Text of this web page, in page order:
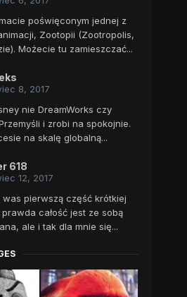
poświęconym jednej z
Zootopii (Zootropolis,
Możecie tu zamieszczać...
8, 2017
nie DreamWorks czy
i zrobi na spokojnie.
na skalę globalną...
618
12, 2017
was pierwszą część krótkiej
całość jest ze sobą
ale i tak dla mnie się...